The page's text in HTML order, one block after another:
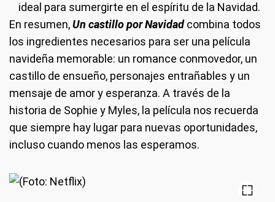
ideal para sumergirte en el espíritu de la Navidad.
En resumen,Un castillo por Navidadcombina todos
los ingredientes necesarios para ser una película
navideña memorable: un romance conmovedor, un
castillo de ensueño, personajes entrañables y un
mensaje de amor y esperanza. A través de la
historia de Sophie y Myles, la película nos recuerda
que siempre hay lugar para nuevas oportunidades,
incluso cuando menos las esperamos.